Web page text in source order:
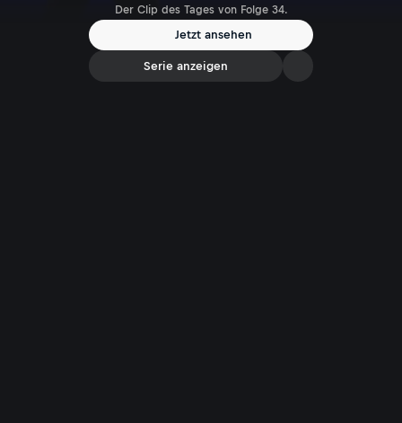
Der Clip des Tages von Folge 34.
Jetzt ansehen
Serie anzeigen